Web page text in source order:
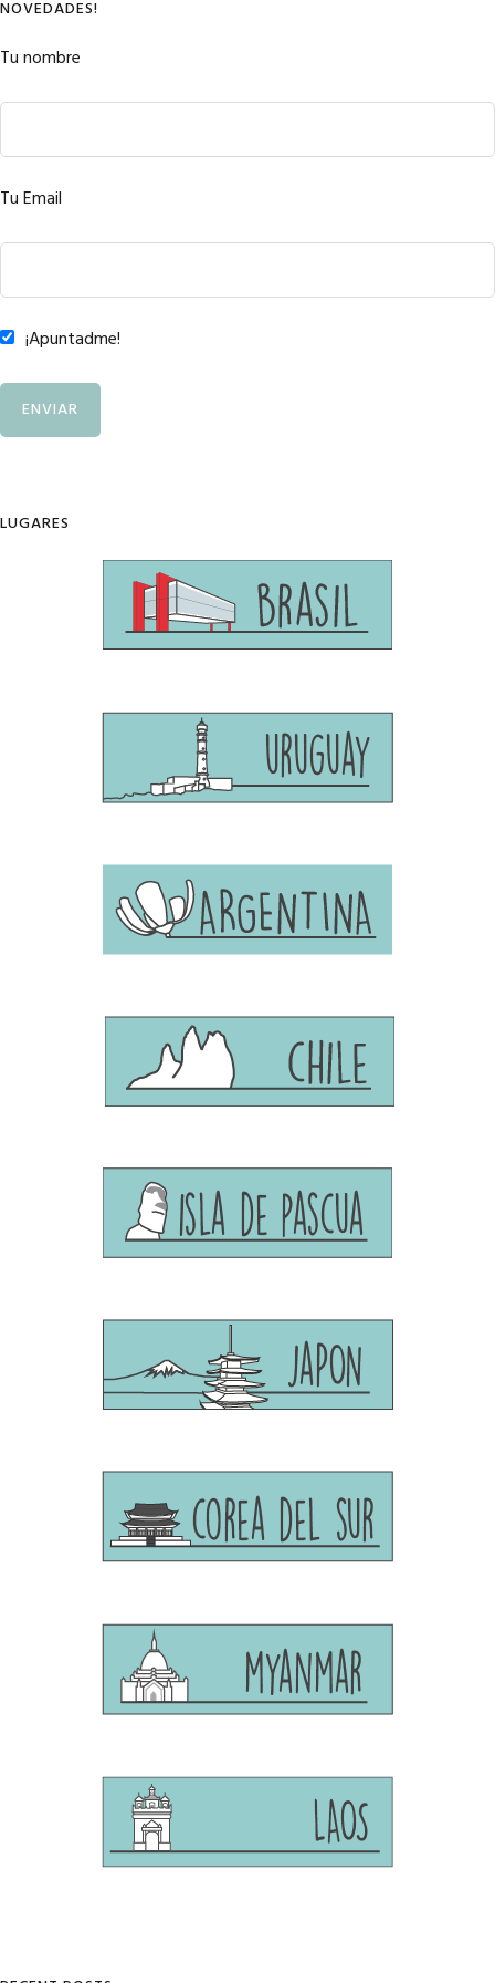
NOVEDADES!
Tu nombre
Tu Email
¡Apuntadme!
LUGARES